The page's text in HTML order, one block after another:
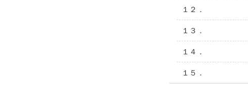
１２．
１３．
１４．
１５．